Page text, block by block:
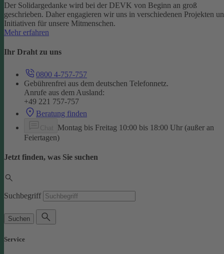
Der Solidargedanke wird bei der DEVK von Beginn an groß
geschrieben. Daher engagieren wir uns in verschiedenen Projekten
Initiativen für unsere Mitmenschen.
Mehr erfahren
Ihr Draht zu uns
0800 4-757-757
Gebührenfrei aus dem deutschen Telefonnetz.
Anrufe aus dem Ausland:
+49 221 757-757
Beratung finden
Montag bis Freitag 10:00 bis 18:00 Uhr (außer an
Feiertagen)
Jetzt finden, was Sie suchen
Suchbegriff
Suchen
Service